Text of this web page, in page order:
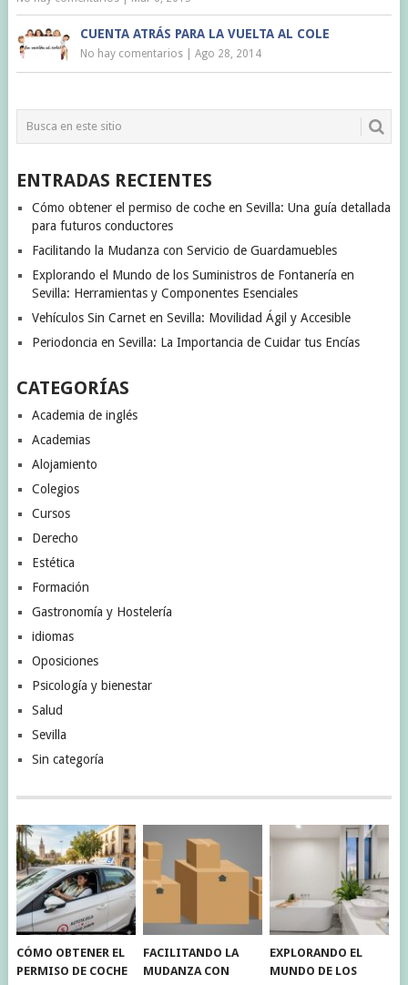
CUENTA ATRÁS PARA LA VUELTA AL COLE
No hay comentarios| Ago 28, 2014
ENTRADAS RECIENTES
Cómo obtener el permiso de coche en Sevilla: Una guía detallada
para futuros conductores
Facilitando la Mudanza con Servicio de Guardamuebles
Explorando el Mundo de los Suministros de Fontanería en
Sevilla: Herramientas y Componentes Esenciales
Vehículos Sin Carnet en Sevilla: Movilidad Ágil y Accesible
Periodoncia en Sevilla: La Importancia de Cuidar tus Encías
CATEGORÍAS
Academia de inglés
Academias
Alojamiento
Colegios
Cursos
Derecho
Estética
Formación
Gastronomía y Hostelería
idiomas
Oposiciones
Psicología y bienestar
Salud
Sevilla
Sin categoría
CÓMO OBTENER EL
PERMISO DE COCHE
FACILITANDO LA
MUDANZA CON
EXPLORANDO EL
MUNDO DE LOS